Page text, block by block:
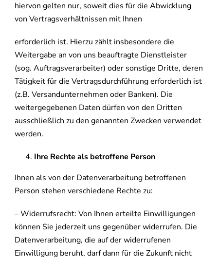
hiervon gelten nur, soweit dies für die Abwicklung
von Vertragsverhältnissen mit Ihnen
erforderlich ist. Hierzu zählt insbesondere die
Weitergabe an von uns beauftragte Dienstleister
(sog. Auftragsverarbeiter) oder sonstige Dritte, deren
Tätigkeit für die Vertragsdurchführung erforderlich ist
(z.B. Versandunternehmen oder Banken). Die
weitergegebenen Daten dürfen von den Dritten
ausschließlich zu den genannten Zwecken verwendet
werden.
Ihre Rechte als betroffene Person
Ihnen als von der Datenverarbeitung betroffenen
Person stehen verschiedene Rechte zu:
– Widerrufsrecht: Von Ihnen erteilte Einwilligungen
können Sie jederzeit uns gegenüber widerrufen. Die
Datenverarbeitung, die auf der widerrufenen
Einwilligung beruht, darf dann für die Zukunft nicht